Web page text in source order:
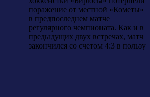
поражение от местной «Кометы»
в предпоследнем матче
регулярного чемпионата. Как и в
предыдущих двух встречах, матч
закончился со счетом 4:3 в пользу